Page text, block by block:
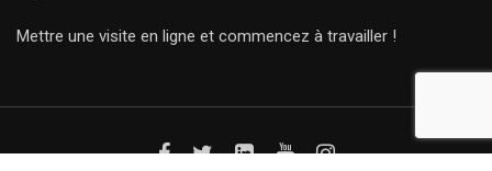
Mettre une visite en ligne et commencez à travailler !